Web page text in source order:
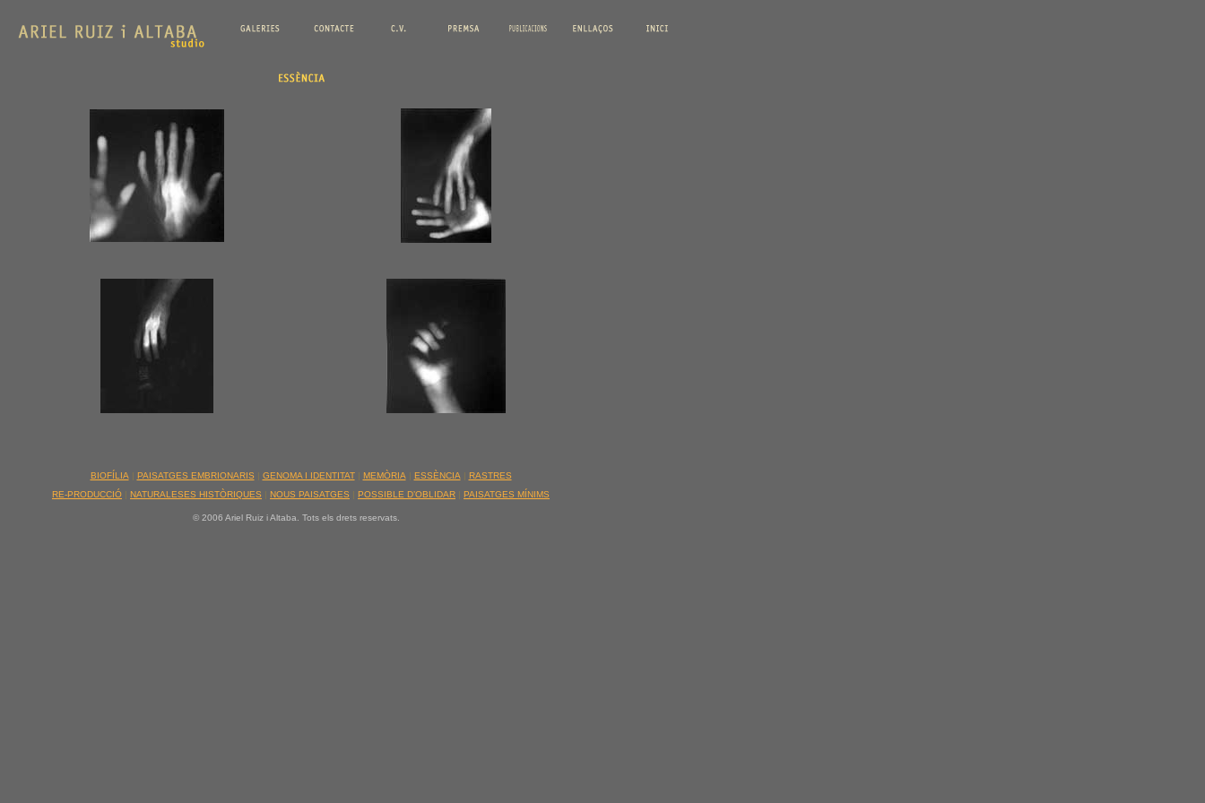
BIOFÍLIA | PAISATGES EMBRIONARIS | GENOMA I IDENTITAT| MEMÒRIA | ESSÈNCIA | RASTRES
RE-PRODUCCIÓ | NATURALESES HISTÒRIQUES | NOUS PAISATGES | POSSIBLE D’OBLIDAR | PAISATGES MÍNIMS
© 2006 Ariel Ruiz i Altaba. Tots els drets reservats.